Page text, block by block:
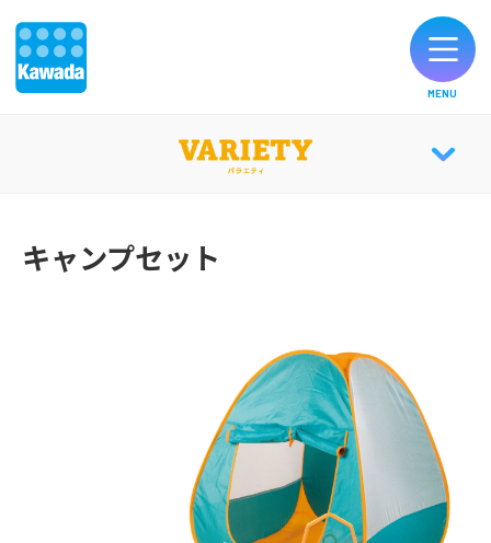
オリジナルブランド一覧
お客様サポート
公式SNS
MENU
キャンプセット